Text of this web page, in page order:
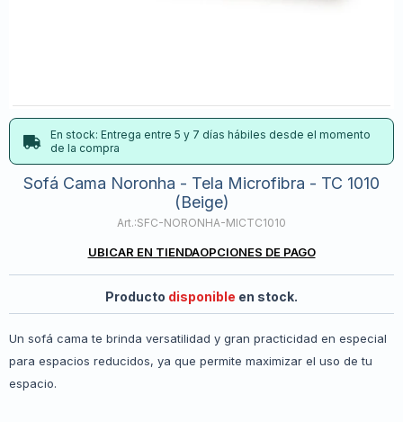
En stock: Entrega entre 5 y 7 días hábiles desde el momento
de la compra
Sofá Cama Noronha - Tela Microfibra - TC 1010
(Beige)
SFC-NORONHA-MICTC1010
UBICAR EN TIENDAOPCIONES DE PAGO
Producto disponible en stock.
Un sofá cama te brinda versatilidad y gran practicidad en especial
para espacios reducidos, ya que permite maximizar el uso de tu
espacio.